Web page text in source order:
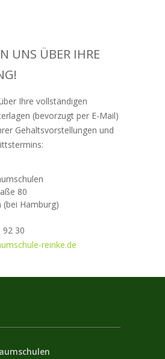
UNS ÜBER IHRE
Ihre vollständigen
(bevorzugt per E-Mail)
Gehaltsvorstellungen und
80
(bei Hamburg)
92 30
reinke.de